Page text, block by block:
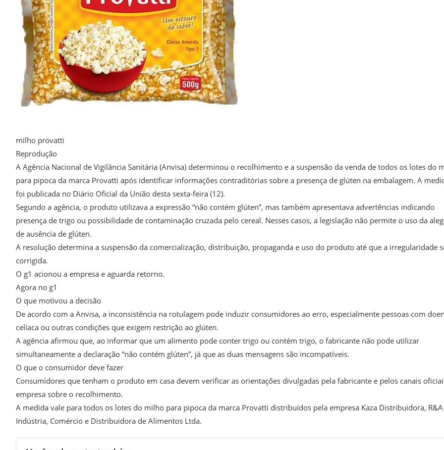
milho provatti
Reprodução
A Agência Nacional de Vigilância Sanitária (Anvisa) determinou o recolhimento e a suspensão da venda de todos os lotes do
para pipoca da marca Provatti após identificar informações contraditórias sobre a presença de glúten na embalagem. A
foi publicada no Diário Oficial da União desta sexta-feira (12).
Segundo a agência, o produto utilizava a expressão “não contém glúten”, mas também apresentava advertências indicando
presença de trigo ou possibilidade de contaminação cruzada pelo cereal. Nesses casos, a legislação não permite o uso da
de ausência de glúten.
A resolução determina a suspensão da comercialização, distribuição, propaganda e uso do produto até que a irregularidade
corrigida.
O g1 acionou a empresa e aguarda retorno.
Agora no g1
O que motivou a decisão
De acordo com a Anvisa, a inconsistência na rotulagem pode induzir consumidores ao erro, especialmente pessoas com
celíaca ou outras condições que exigem restrição ao glúten.
A agência afirmou que, ao informar que um alimento pode conter trigo ou contém trigo, o fabricante não pode utilizar
simultaneamente a declaração “não contém glúten”, já que as duas mensagens são incompatíveis.
O que o consumidor deve fazer
Consumidores que tenham o produto em casa devem verificar as orientações divulgadas pela fabricante e pelos canais
empresa sobre o recolhimento.
A medida vale para todos os lotes do milho para pipoca da marca Provatti distribuídos pela empresa Kaza Distribuidora, R&A
Indústria, Comércio e Distribuidora de Alimentos Ltda.